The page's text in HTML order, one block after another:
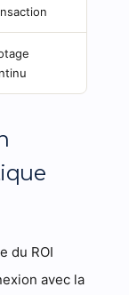
du ROI
avec la